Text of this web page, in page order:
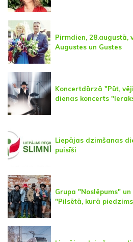
Pirmdien, 28.augustā,
Augustes un Gustes
Koncertdārzā "Pūt,
dienas koncerts
Liepājas dzimšanas
puisīši
Grupa "Noslēpums"
"Pilsētā, kurā